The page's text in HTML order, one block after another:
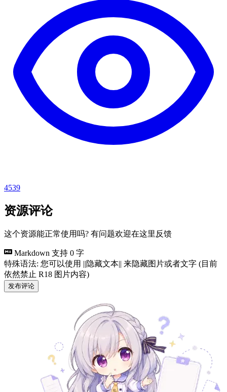
4539
资源评论
这个资源能正常使用吗? 有问题欢迎在这里反馈
Markdown 支持 0 字
特殊语法: 您可以使用 ||隐藏文本|| 来隐藏图片或者文字 (目前
依然禁止 R18 图片内容)
发布评论